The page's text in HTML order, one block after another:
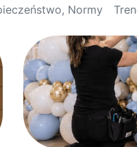
Normy